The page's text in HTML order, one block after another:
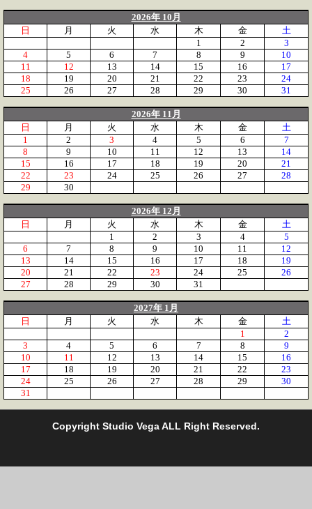
2026年 10月
日
月 火 水 木 金
土
1
2
3
4
5 6 7 8 9
10
11
12 13 14 15 16
17
18
19 20 21 22 23
24
25
26 27 28 29 30 31
2026年 11月
日
月 火 水 木 金
土
1
2 3 4 5 6
7
8
9 10 11 12 13
14
15
16 17 18 19 20
21
22
23 24 25 26 27
28
29
30
2026年 12月
日
月 火 水 木 金
土
1
2 3 4
5
6
7 8 9 10 11
12
13
14 15 16 17 18
19
20
21 22 23 24 25
26
27
28 29 30 31
2027年 1月
日
月 火 水 木 金
土
1
2
3
4 5 6 7 8
9
10
11 12 13 14 15
16
17
18 19 20 21 22
23
24
25 26 27 28 29
30
31
Copyright Studio Vega ALL Right Reserved.